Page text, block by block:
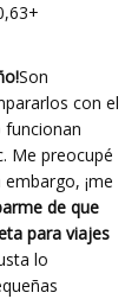
Son
con el
funcionan
Me preocupé
¡me
de que
para viajes
lo